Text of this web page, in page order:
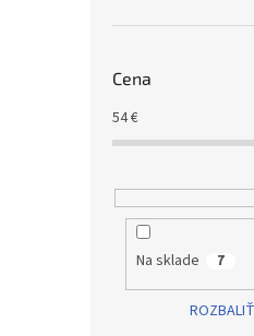
Cena
54€
Na sklade 7